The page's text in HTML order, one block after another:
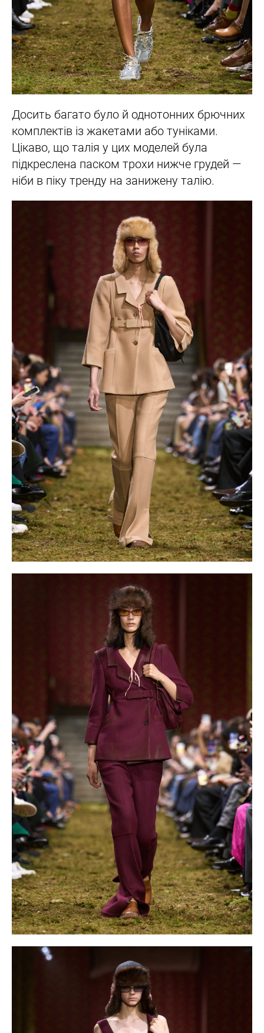
Досить багато було й однотонних брючних
комплектів із жакетами або туніками.
Цікаво, що талія у цих моделей була
підкреслена паском трохи нижче грудей —
ніби в піку тренду на занижену талію.